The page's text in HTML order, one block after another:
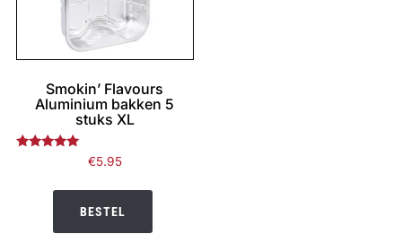
Smokin’ Flavours
Aluminium bakken 5
stuks XL
€5.95
BESTEL